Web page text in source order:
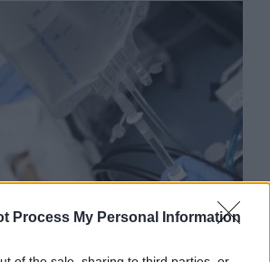
Process My Personal Information